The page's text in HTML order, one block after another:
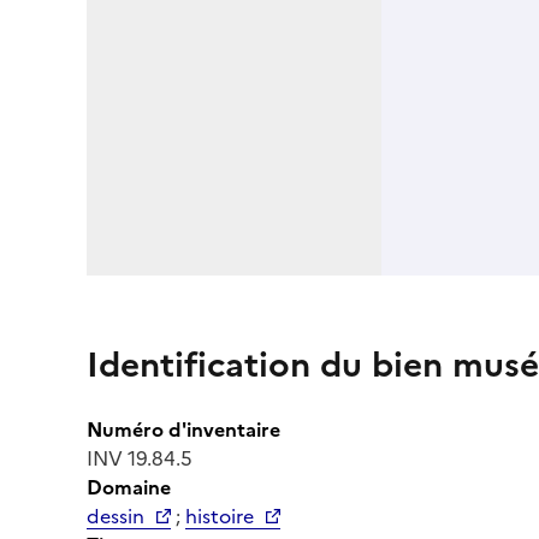
Identification du bien
Numéro d'inventaire
INV 19.84.5
Domaine
dessin
; histoire